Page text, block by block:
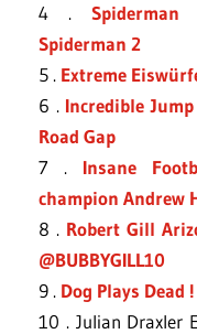
4 .
Spiderman 2
5 . Extreme
6 . Incredible
Road Gap
7 . Insane
champion Andrew
8 . Robert Gill
@BUBBYGILL10
9 . Dog Plays Dead
10 . Julian Draxler